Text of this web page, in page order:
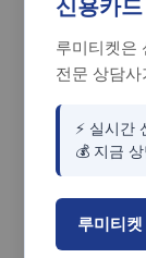
5.
신용카
루미티켓은
전문 상담
⚡ 실시간
💰 지금
루미티